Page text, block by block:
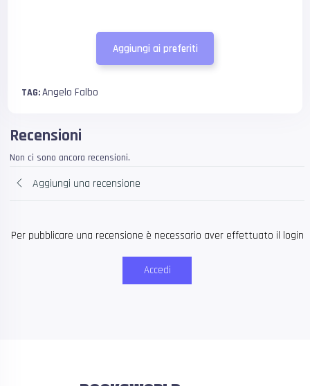
Aggiungi ai preferiti
TAG:Angelo Falbo
Recensioni
Non ci sono ancora recensioni.
Aggiungi una recensione
Per pubblicare una recensione è necessario aver effettuato il login
Accedi